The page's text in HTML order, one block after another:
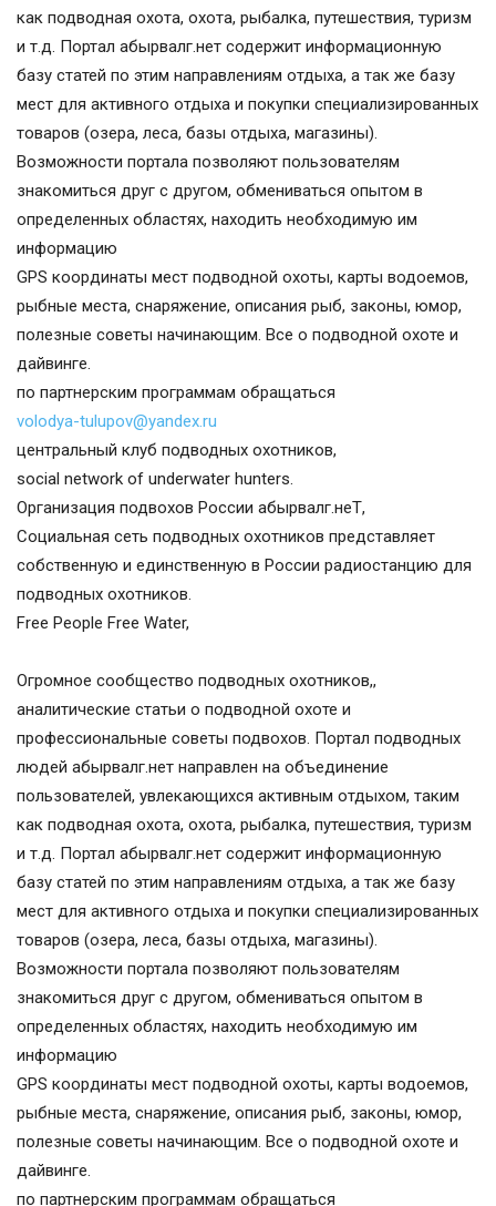
как подводная охота, охота, рыбалка, путешествия, туризм
и т.д. Портал абырвалг.нет содержит информационную
базу статей по этим направлениям отдыха, а так же базу
мест для активного отдыха и покупки специализированных
товаров (озера, леса, базы отдыха, магазины).
Возможности портала позволяют пользователям
знакомиться друг с другом, обмениваться опытом в
определенных областях, находить необходимую им
информацию
GPS координаты мест подводной охоты, карты водоемов,
рыбные места, снаряжение, описания рыб, законы, юмор,
полезные советы начинающим. Все о подводной охоте и
дайвинге.
по партнерским программам обращаться
volodya-tulupov@yandex.ru
центральный клуб подводных охотников,
social network of underwater hunters.
Организация подвохов России абырвалг.неТ,
Социальная сеть подводных охотников представляет
собственную и единственную в России радиостанцию для
подводных охотников.
Free People Free Water,
Огромное сообщество подводных охотников,,
аналитические статьи о подводной охоте и
профессиональные советы подвохов. Портал подводных
людей абырвалг.нет направлен на объединение
пользователей, увлекающихся активным отдыхом, таким
как подводная охота, охота, рыбалка, путешествия, туризм
и т.д. Портал абырвалг.нет содержит информационную
базу статей по этим направлениям отдыха, а так же базу
мест для активного отдыха и покупки специализированных
товаров (озера, леса, базы отдыха, магазины).
Возможности портала позволяют пользователям
знакомиться друг с другом, обмениваться опытом в
определенных областях, находить необходимую им
информацию
GPS координаты мест подводной охоты, карты водоемов,
рыбные места, снаряжение, описания рыб, законы, юмор,
полезные советы начинающим. Все о подводной охоте и
дайвинге.
по партнерским программам обращаться